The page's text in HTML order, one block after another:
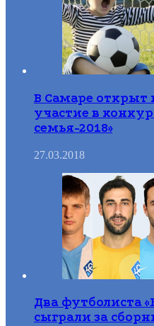
В Самаре открыт
участие в
семья-2018»
27.03.2018
Два футболиста
сыграли за